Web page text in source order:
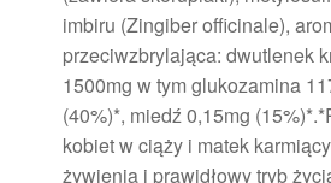
imbiru (Zingiber officinale),
przeciwzbrylająca: dwutlenek
1500mg w tym glukozamina
(40%)*, miedź 0,15mg
kobiet w ciąży i matek
żywienia i prawidłowy tryb